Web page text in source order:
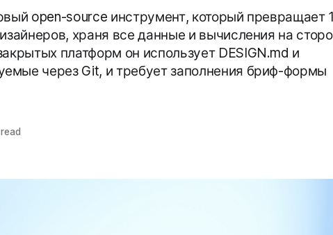
open-source инструмент, который превращает
храня все данные и вычисления на
платформ он использует DESIGN.md и
через Git, и требует заполнения бриф-формы